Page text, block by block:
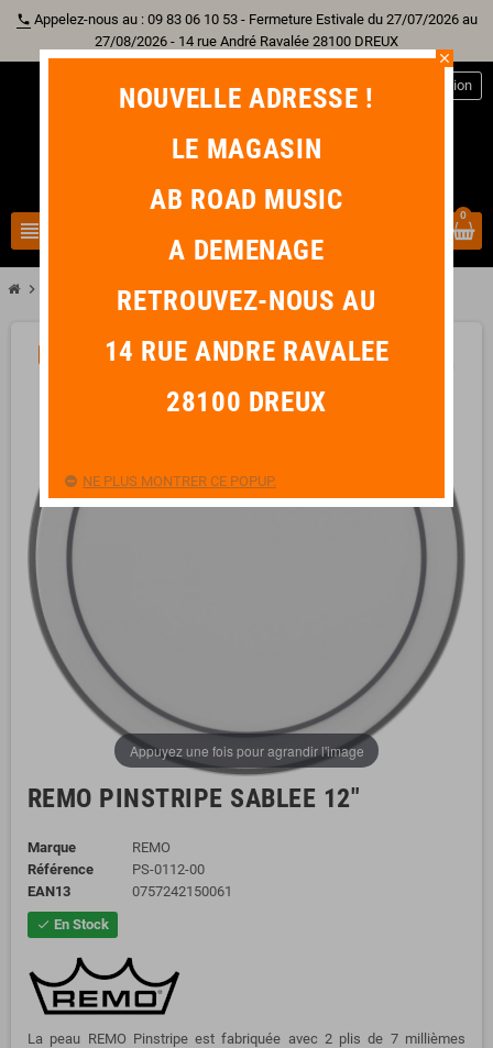
phone Appelez-nous au : 09 83 06 10 53 - Fermeture Estivale du 27/07/2026 au
27/08/2026 - 14 rue André Ravalée 28100 DREUX
view_headline
Connexion
0
chevron_right Peauchevron_right 12"chevron_right REMO PINSTRIPE SABLEE 12"
Appuyez une fois pour agrandir l'image
REMO PINSTRIPE SABLEE 12"
Marque
REMO
Référence
PS-0112-00
EAN13
0757242150061
check En Stock
La peau REMO Pinstripe est fabriquée avec 2 plis de 7 millièmes
close
NOUVELLE ADRESSE !
LE MAGASIN
AB ROAD MUSIC
A DEMENAGE
RETROUVEZ-NOUS AU
14 RUE ANDRE RAVALEE
28100 DREUX
NE PLUS MONTRER CE POPUP.